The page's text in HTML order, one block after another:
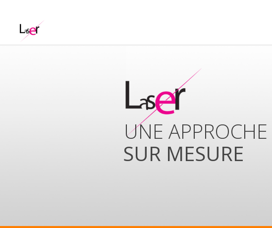
COMPETENCES
UNISSONS NOS